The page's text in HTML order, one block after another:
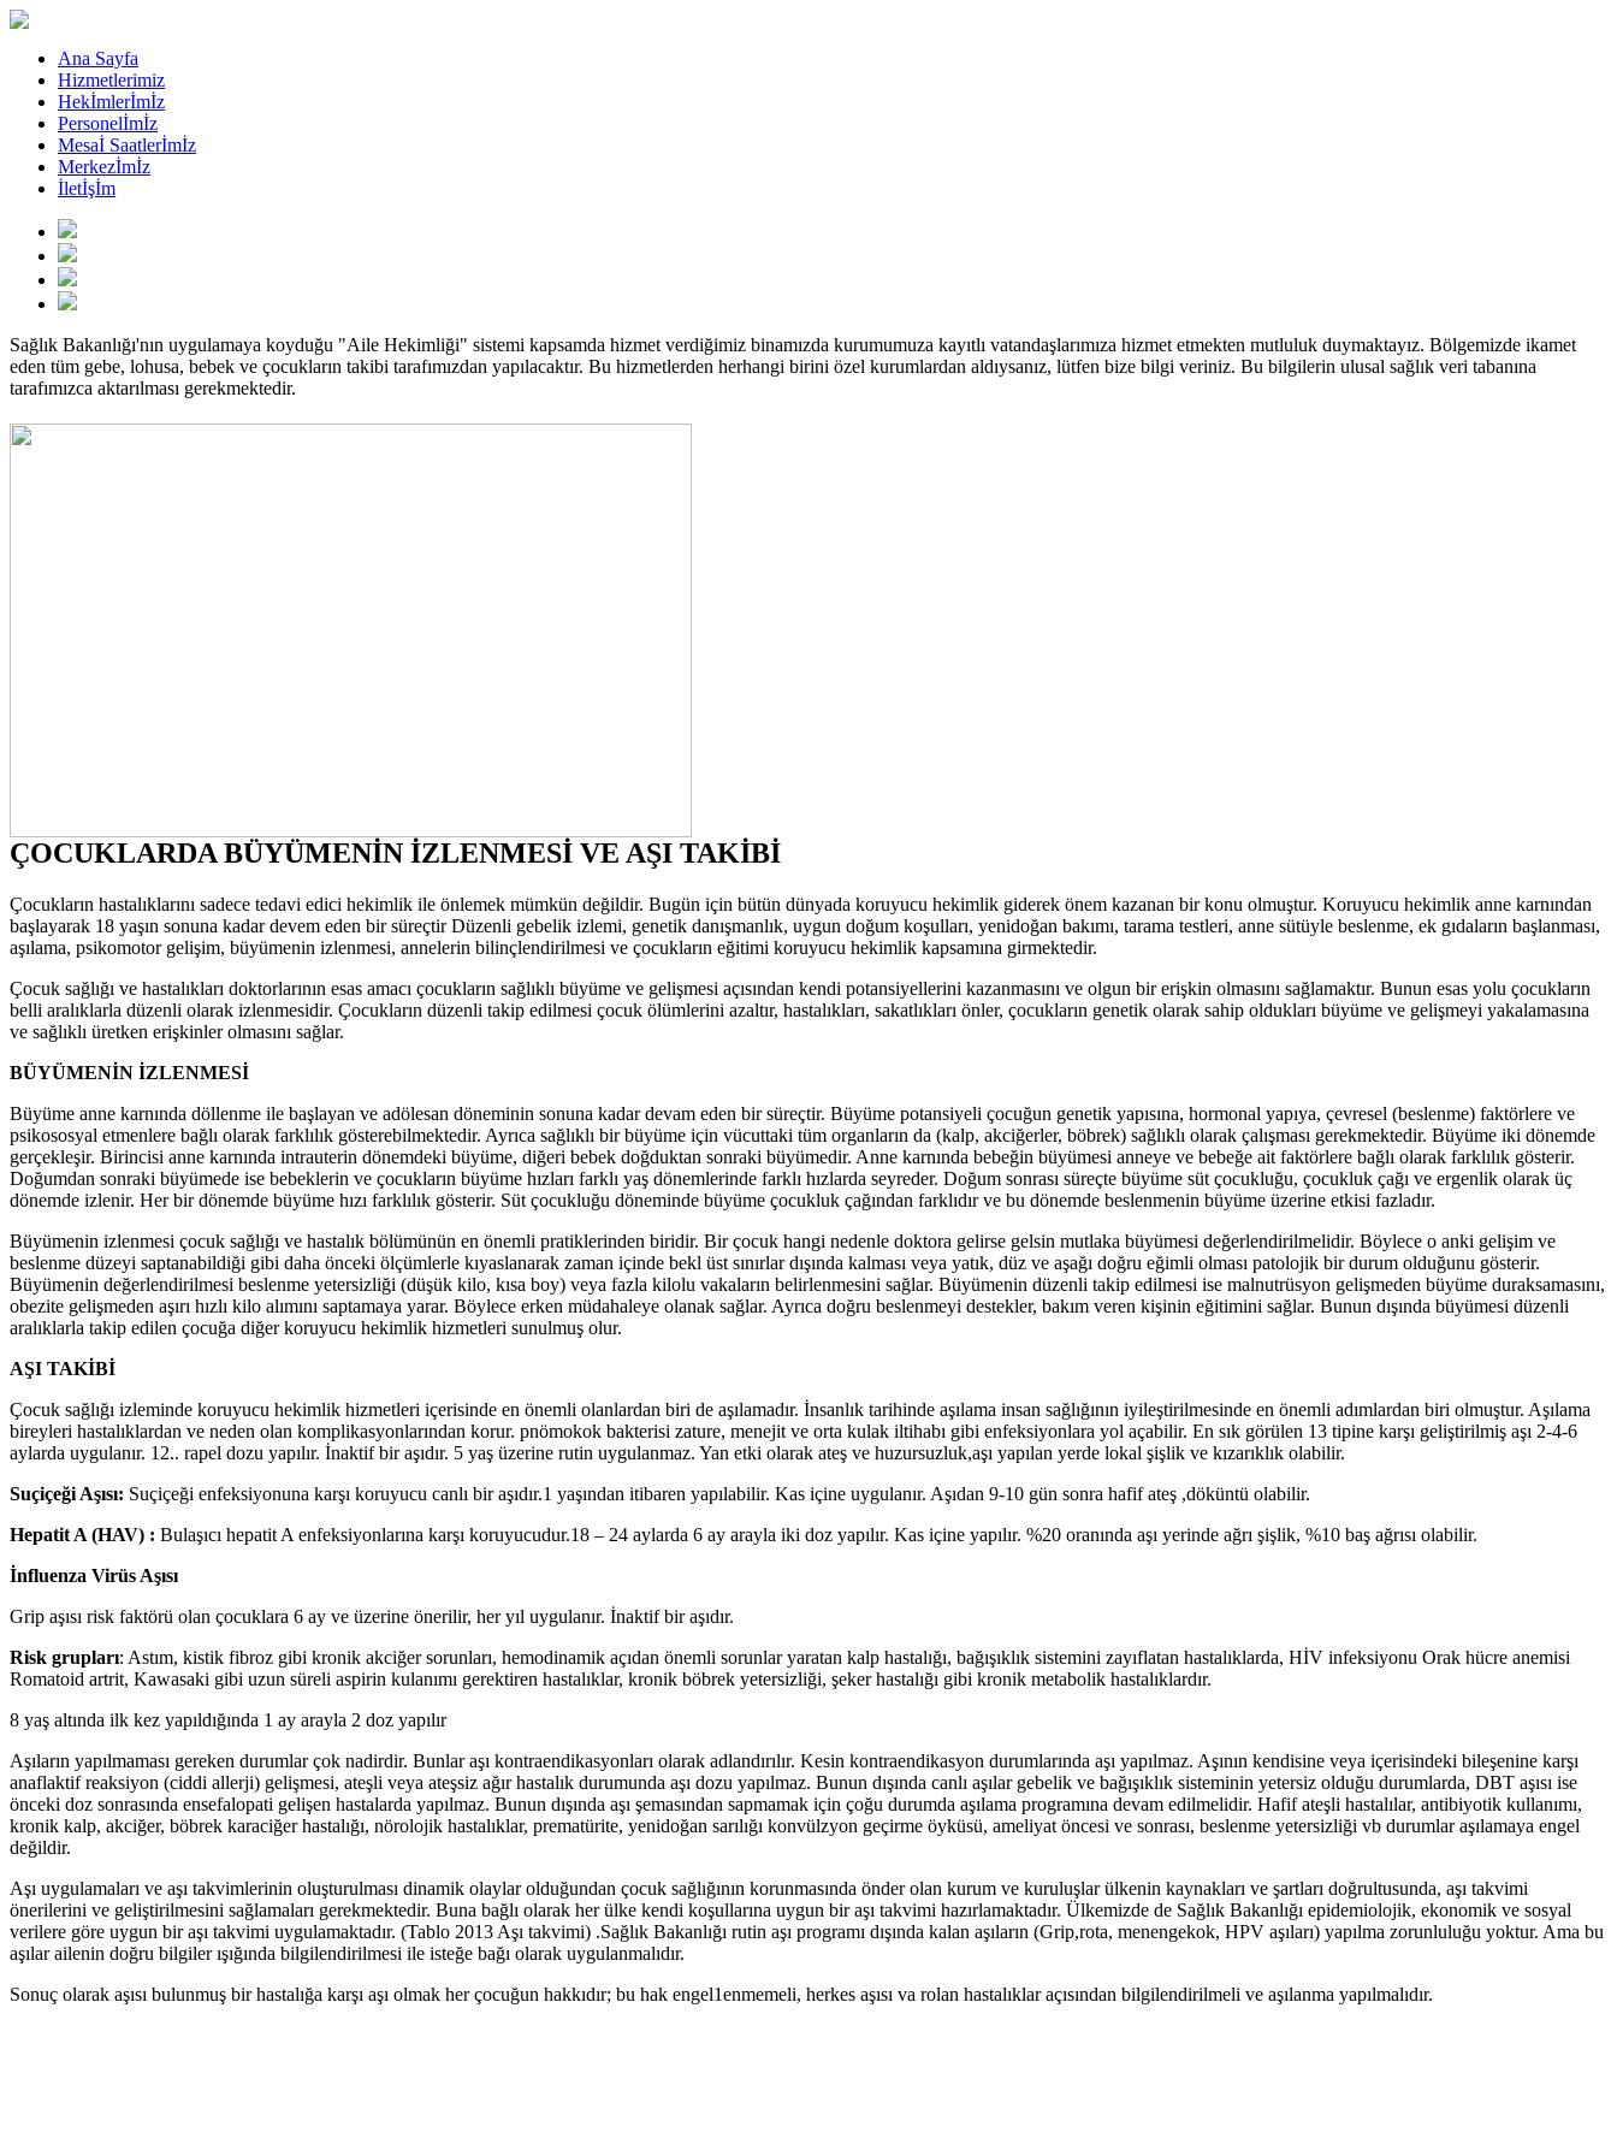
Ana Sayfa
Hizmetlerimiz
Hekİmlerİmİz
Personelİmİz
Mesaİ Saatlerİmİz
Merkezİmİz
İletİşİm
Sağlık Bakanlığı'nın uygulamaya koyduğu "Aile Hekimliği" sistemi kapsamda hizmet verdiğimiz binamızda kurumumuza kayıtlı vatandaşlarımıza hizmet etmekten mutluluk duymaktayız. Bölgemizde ikamet
eden tüm gebe, lohusa, bebek ve çocukların takibi tarafımızdan yapılacaktır. Bu hizmetlerden herhangi birini özel kurumlardan aldıysanız, lütfen bize bilgi veriniz. Bu bilgilerin ulusal sağlık veri tabanına
tarafımızca aktarılması gerekmektedir.
ÇOCUKLARDA BÜYÜMENİN İZLENMESİ VE AŞI TAKİBİ
Çocukların hastalıklarını sadece tedavi edici hekimlik ile önlemek mümkün değildir. Bugün için bütün dünyada koruyucu hekimlik giderek önem kazanan bir konu olmuştur. Koruyucu hekimlik anne karnından
başlayarak 18 yaşın sonuna kadar devem eden bir süreçtir Düzenli gebelik izlemi, genetik danışmanlık, uygun doğum koşulları, yenidoğan bakımı, tarama testleri, anne sütüyle beslenme, ek gıdaların başlanması,
aşılama, psikomotor gelişim, büyümenin izlenmesi, annelerin bilinçlendirilmesi ve çocukların eğitimi koruyucu hekimlik kapsamına girmektedir.
Çocuk sağlığı ve hastalıkları doktorlarının esas amacı çocukların sağlıklı büyüme ve gelişmesi açısından kendi potansiyellerini kazanmasını ve olgun bir erişkin olmasını sağlamaktır. Bunun esas yolu çocukların
belli aralıklarla düzenli olarak izlenmesidir. Çocukların düzenli takip edilmesi çocuk ölümlerini azaltır, hastalıkları, sakatlıkları önler, çocukların genetik olarak sahip oldukları büyüme ve gelişmeyi yakalamasına
ve sağlıklı üretken erişkinler olmasını sağlar.
BÜYÜMENİN İZLENMESİ
Büyüme anne karnında döllenme ile başlayan ve adölesan döneminin sonuna kadar devam eden bir süreçtir. Büyüme potansiyeli çocuğun genetik yapısına, hormonal yapıya, çevresel (beslenme) faktörlere ve
psikososyal etmenlere bağlı olarak farklılık gösterebilmektedir. Ayrıca sağlıklı bir büyüme için vücuttaki tüm organların da (kalp, akciğerler, böbrek) sağlıklı olarak çalışması gerekmektedir. Büyüme iki dönemde
gerçekleşir. Birincisi anne karnında intrauterin dönemdeki büyüme, diğeri bebek doğduktan sonraki büyümedir. Anne karnında bebeğin büyümesi anneye ve bebeğe ait faktörlere bağlı olarak farklılık gösterir.
Doğumdan sonraki büyümede ise bebeklerin ve çocukların büyüme hızları farklı yaş dönemlerinde farklı hızlarda seyreder. Doğum sonrası süreçte büyüme süt çocukluğu, çocukluk çağı ve ergenlik olarak üç
dönemde izlenir. Her bir dönemde büyüme hızı farklılık gösterir. Süt çocukluğu döneminde büyüme çocukluk çağından farklıdır ve bu dönemde beslenmenin büyüme üzerine etkisi fazladır.
Büyümenin izlenmesi çocuk sağlığı ve hastalık bölümünün en önemli pratiklerinden biridir. Bir çocuk hangi nedenle doktora gelirse gelsin mutlaka büyümesi değerlendirilmelidir. Böylece o anki gelişim ve
beslenme düzeyi saptanabildiği gibi daha önceki ölçümlerle kıyaslanarak zaman içinde bekl üst sınırlar dışında kalması veya yatık, düz ve aşağı doğru eğimli olması patolojik bir durum olduğunu gösterir.
Büyümenin değerlendirilmesi beslenme yetersizliği (düşük kilo, kısa boy) veya fazla kilolu vakaların belirlenmesini sağlar. Büyümenin düzenli takip edilmesi ise malnutrüsyon gelişmeden büyüme duraksamasını,
obezite gelişmeden aşırı hızlı kilo alımını saptamaya yarar. Böylece erken müdahaleye olanak sağlar. Ayrıca doğru beslenmeyi destekler, bakım veren kişinin eğitimini sağlar. Bunun dışında büyümesi düzenli
aralıklarla takip edilen çocuğa diğer koruyucu hekimlik hizmetleri sunulmuş olur.
AŞI TAKİBİ
Çocuk sağlığı izleminde koruyucu hekimlik hizmetleri içerisinde en önemli olanlardan biri de aşılamadır. İnsanlık tarihinde aşılama insan sağlığının iyileştirilmesinde en önemli adımlardan biri olmuştur. Aşılama
bireyleri hastalıklardan ve neden olan komplikasyonlarından korur. pnömokok bakterisi zature, menejit ve orta kulak iltihabı gibi enfeksiyonlara yol açabilir. En sık görülen 13 tipine karşı geliştirilmiş aşı 2-4-6
aylarda uygulanır. 12.. rapel dozu yapılır. İnaktif bir aşıdır. 5 yaş üzerine rutin uygulanmaz. Yan etki olarak ateş ve huzursuzluk,aşı yapılan yerde lokal şişlik ve kızarıklık olabilir.
Suçiçeği Aşısı: Suçiçeği enfeksiyonuna karşı koruyucu canlı bir aşıdır.1 yaşından itibaren yapılabilir. Kas içine uygulanır. Aşıdan 9-10 gün sonra hafif ateş ,döküntü olabilir.
Hepatit A (HAV) : Bulaşıcı hepatit A enfeksiyonlarına karşı koruyucudur.18 – 24 aylarda 6 ay arayla iki doz yapılır. Kas içine yapılır. %20 oranında aşı yerinde ağrı şişlik, %10 baş ağrısı olabilir.
İnfluenza Virüs Aşısı
Grip aşısı risk faktörü olan çocuklara 6 ay ve üzerine önerilir, her yıl uygulanır. İnaktif bir aşıdır.
Risk grupları: Astım, kistik fibroz gibi kronik akciğer sorunları, hemodinamik açıdan önemli sorunlar yaratan kalp hastalığı, bağışıklık sistemini zayıflatan hastalıklarda, HİV infeksiyonu Orak hücre anemisi
Romatoid artrit, Kawasaki gibi uzun süreli aspirin kulanımı gerektiren hastalıklar, kronik böbrek yetersizliği, şeker hastalığı gibi kronik metabolik hastalıklardır.
8 yaş altında ilk kez yapıldığında 1 ay arayla 2 doz yapılır
Aşıların yapılmaması gereken durumlar çok nadirdir. Bunlar aşı kontraendikasyonları olarak adlandırılır. Kesin kontraendikasyon durumlarında aşı yapılmaz. Aşının kendisine veya içerisindeki bileşenine karşı
anaflaktif reaksiyon (ciddi allerji) gelişmesi, ateşli veya ateşsiz ağır hastalık durumunda aşı dozu yapılmaz. Bunun dışında canlı aşılar gebelik ve bağışıklık sisteminin yetersiz olduğu durumlarda, DBT aşısı ise
önceki doz sonrasında ensefalopati gelişen hastalarda yapılmaz. Bunun dışında aşı şemasından sapmamak için çoğu durumda aşılama programına devam edilmelidir. Hafif ateşli hastalılar, antibiyotik kullanımı,
kronik kalp, akciğer, böbrek karaciğer hastalığı, nörolojik hastalıklar, prematürite, yenidoğan sarılığı konvülzyon geçirme öyküsü, ameliyat öncesi ve sonrası, beslenme yetersizliği vb durumlar aşılamaya engel
değildir.
Aşı uygulamaları ve aşı takvimlerinin oluşturulması dinamik olaylar olduğundan çocuk sağlığının korunmasında önder olan kurum ve kuruluşlar ülkenin kaynakları ve şartları doğrultusunda, aşı takvimi
önerilerini ve geliştirilmesini sağlamaları gerekmektedir. Buna bağlı olarak her ülke kendi koşullarına uygun bir aşı takvimi hazırlamaktadır. Ülkemizde de Sağlık Bakanlığı epidemiolojik, ekonomik ve sosyal
verilere göre uygun bir aşı takvimi uygulamaktadır. (Tablo 2013 Aşı takvimi) .Sağlık Bakanlığı rutin aşı programı dışında kalan aşıların (Grip,rota, menengekok, HPV aşıları) yapılma zorunluluğu yoktur. Ama bu
aşılar ailenin doğru bilgiler ışığında bilgilendirilmesi ile isteğe bağı olarak uygulanmalıdır.
Sonuç olarak aşısı bulunmuş bir hastalığa karşı aşı olmak her çocuğun hakkıdır; bu hak engel1enmemeli, herkes aşısı va rolan hastalıklar açısından bilgilendirilmeli ve aşılanma yapılmalıdır.